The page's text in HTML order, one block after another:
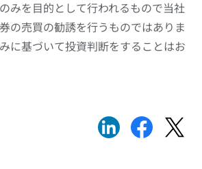
みを目的として行われるもので当社
の売買の勧誘を行うものではありま
に基づいて投資判断をすることはお